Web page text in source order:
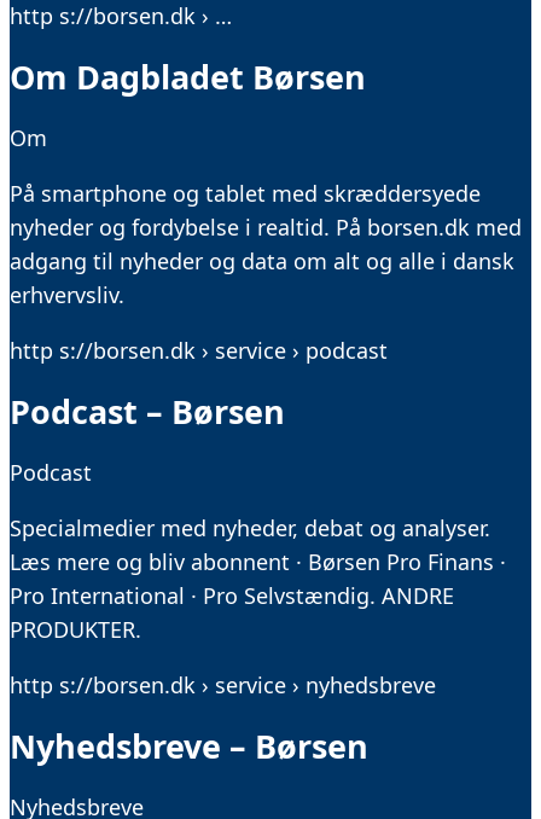
http s://borsen.dk › …
Om Dagbladet Børsen
Om
På smartphone og tablet med skræddersyede
nyheder og fordybelse i realtid. På borsen.dk med
adgang til nyheder og data om alt og alle i dansk
erhvervsliv.
http s://borsen.dk › service › podcast
Podcast – Børsen
Podcast
Specialmedier med nyheder, debat og analyser.
Læs mere og bliv abonnent · Børsen Pro Finans ·
Pro International · Pro Selvstændig. ANDRE
PRODUKTER.
http s://borsen.dk › service › nyhedsbreve
Nyhedsbreve – Børsen
Nyhedsbreve